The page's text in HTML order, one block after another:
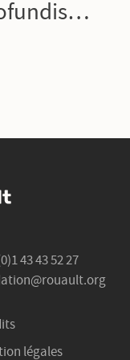
43 43 52 27
légales